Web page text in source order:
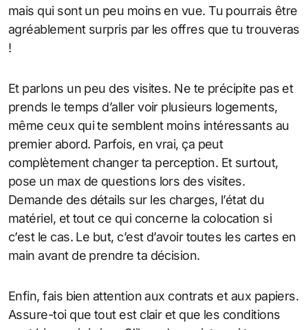
mais qui sont un peu moins en vue. Tu pourrais être
agréablement surpris par les offres que tu trouveras
!
Et parlons un peu des visites. Ne te précipite pas et
prends le temps d’aller voir plusieurs logements,
même ceux qui te semblent moins intéressants au
premier abord. Parfois, en vrai, ça peut
complètement changer ta perception. Et surtout,
pose un max de questions lors des visites.
Demande des détails sur les charges, l’état du
matériel, et tout ce qui concerne la colocation si
c’est le cas. Le but, c’est d’avoir toutes les cartes en
main avant de prendre ta décision.
Enfin, fais bien attention aux contrats et aux papiers.
Assure-toi que tout est clair et que les conditions